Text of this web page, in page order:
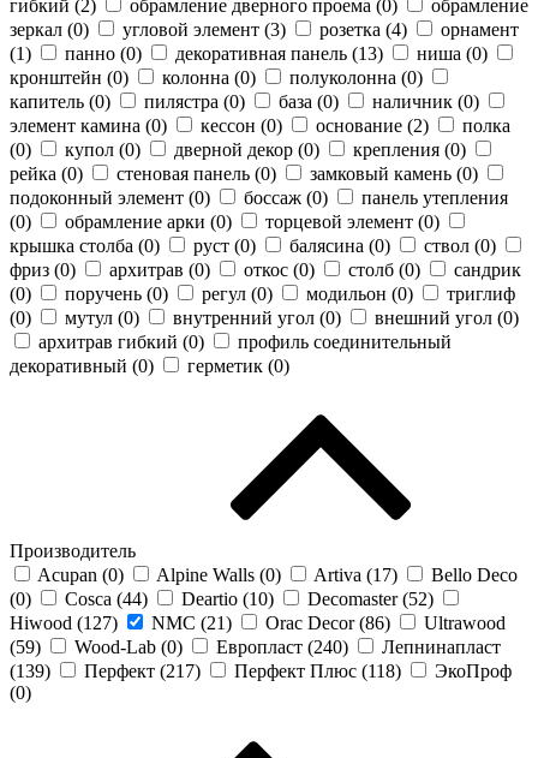
гибкий (2) обрамление дверного проема (0)
обрамление
зеркал (0) угловой элемент (3) розетка (4)
орнамент
(1) панно (0) декоративная панель (13) ниша (0)
кронштейн (0) колонна (0) полуколонна (0)
капитель (0) пилястра (0) база (0) наличник (0)
элемент камина (0) кессон (0) основание (2)
полка
(0) купол (0) дверной декор (0) крепления (0)
рейка (0) стеновая панель (0) замковый камень (0)
подоконный элемент (0) боссаж (0)
панель утепления
(0) обрамление арки (0) торцевой элемент (0)
крышка столба (0) руст (0) балясина (0) ствол (0)
фриз (0) архитрав (0) откос (0) столб (0)
сандрик
(0) поручень (0) регул (0) модильон (0)
триглиф
(0) мутул (0) внутренний угол (0) внешний угол (0)
архитрав гибкий (0)
профиль соединительный
декоративный (0) герметик (0)
Производитель
Acupan (0) Alpine Walls (0) Artiva (17)
Bello Deco
(0) Cosca (44) Deartio (10) Decomaster (52)
Hiwood (127) NMC (21) Orac Decor (86)
Ultrawood
(59) Wood-Lab (0) Европласт (240)
Лепнинапласт
(139) Перфект (217) Перфект Плюс (118)
ЭкоПроф
(0)